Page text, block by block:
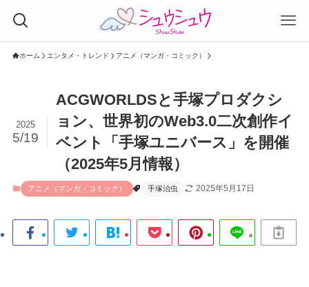
ホーム エンタメ・トレンド アニメ（マンガ・コミック）
ACGWORLDSと手塚プロダクシ
ョン、世界初のWeb3.0二次創作イ
ベント「手塚ユニバース」を開催
（2025年5月情報）
2025
5/19
アニメ（マンガ・コミック） 手塚治虫 2025年5月17日